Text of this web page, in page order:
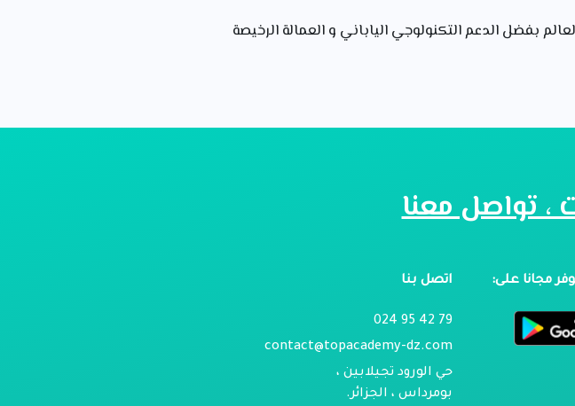
بفضل الدعم التكنولوجي الياباني و العمالة الرخيصة
، تواصل معنا
مجانا على: اتصل بنا
79 42 95 024
contact@topacademy-dz.com
حي الورود تجيلابين ،
بومرداس ، الجزائر.